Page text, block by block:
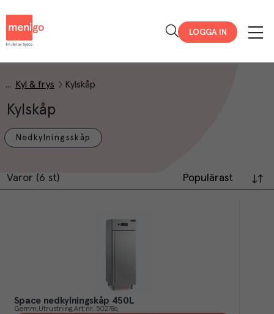
LOGGA IN
Kyl & frys Kylskåp
Kylskåp
Nedkylningsskåp
Varor (6 st) Populärast
Space nedkylningskåp 450L
Gemm Utrustning Art.nr. 502786